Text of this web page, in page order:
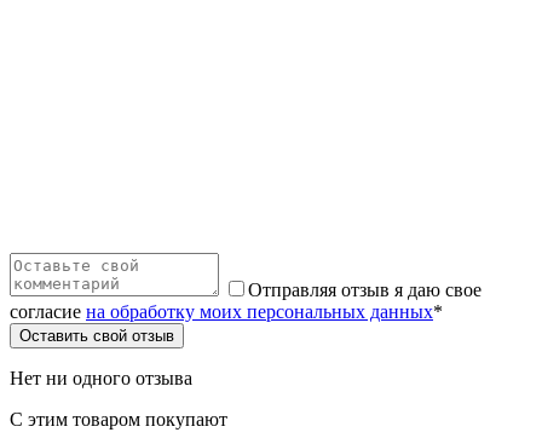
Отправляя отзыв я даю свое
согласие на обработку моих персональных данных*
Оставить свой отзыв
Нет ни одного отзыва
С этим товаром покупают